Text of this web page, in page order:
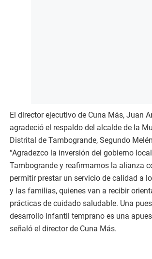
El director ejecutivo de Cuna Más, Juan
agradeció el respaldo del alcalde de la
Distrital de Tambogrande, Segundo
“Agradezco la inversión del gobierno
Tambogrande y reafirmamos la alianza
permitir prestar un servicio de calidad a
y las familias, quienes van a recibir
prácticas de cuidado saludable. Una
desarrollo infantil temprano es una
señaló el director de Cuna Más.